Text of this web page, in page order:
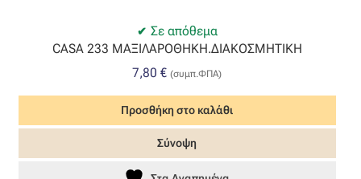
Οργάντζα μεταξωτή
Οργάντζα ντεβορέ
Οργάντζα τσαλακωτή
Σε απόθεμα
CASA 233 ΜΑΞΙΛΑΡΟΘΗΚΗ.ΔΙΑΚΟΣΜΗΤΙΚΗ
7,80€ (συμπ.ΦΠΑ)
Προσθήκη στο καλάθι
Σύνοψη